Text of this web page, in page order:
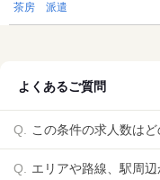
茶房 派遣
よくあるご質問
この条件の求人数は
エリアや路線、駅周